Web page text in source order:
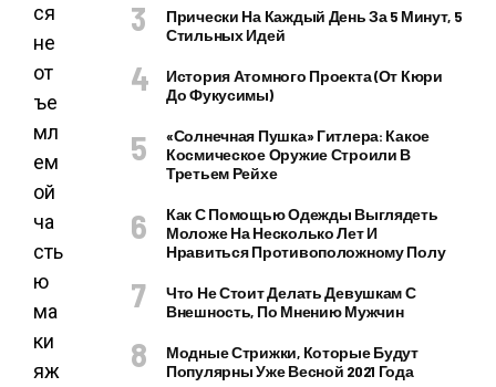
ся
не
от
ъе
мл
ем
ой
ча
сть
ю
ма
ки
яж
Прически На Каждый День За 5 Минут, 5
Стильных Идей
История Атомного Проекта (от Кюри
До Фукусимы)
«Солнечная Пушка» Гитлера: Какое
Космическое Оружие Строили В
Третьем Рейхе
Как С Помощью Одежды Выглядеть
Моложе На Несколько Лет И
Нравиться Противоположному Полу
Что Не Стоит Делать Девушкам С
Внешность, По Мнению Мужчин
Модные Стрижки, Которые Будут
Популярны Уже Весной 2021 Года